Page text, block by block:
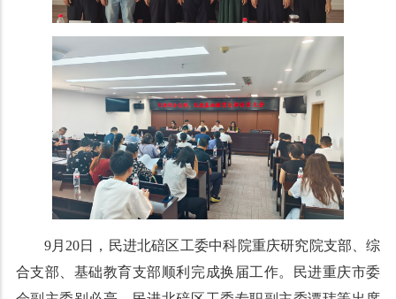
9月20日，民进北碚区工委中科院重庆研究院支部、综
合支部、基础教育支部顺利完成换届工作。民进重庆市委